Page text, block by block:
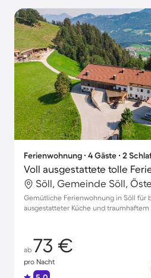
Ferienwohnung ∙ 4 Gäste ∙ 2
Voll ausgestattete tolle
Söll, Gemeinde Söll,
Gemütliche Ferienwohnung in Söll für
ausgestatteter Küche und traumhaftem
ab 73 €
pro Nacht